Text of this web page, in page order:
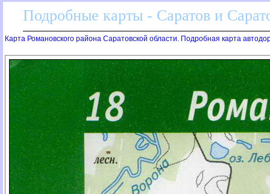
Подробные карты - Саратов и
Карта Романовского района Саратовской области. Подробная карта